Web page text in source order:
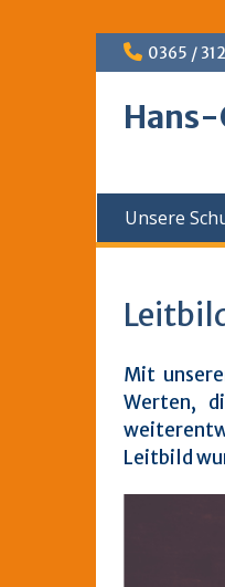
Skip
to
0365 /
Unsere
Mit
Werten,
Leitbild